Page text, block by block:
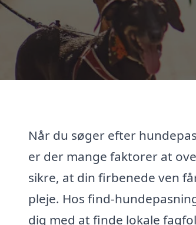
Når du søger efter
er der mange faktorer at
sikre, at din firbenede ven
pleje. Hos find-
dig med at finde lokale